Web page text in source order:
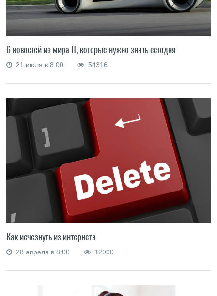
6 новостей из мира IT, которые нужно знать сегодня
21 июля в 8:00 54316
Как исчезнуть из интернета
28 апреля в 8:00 12960